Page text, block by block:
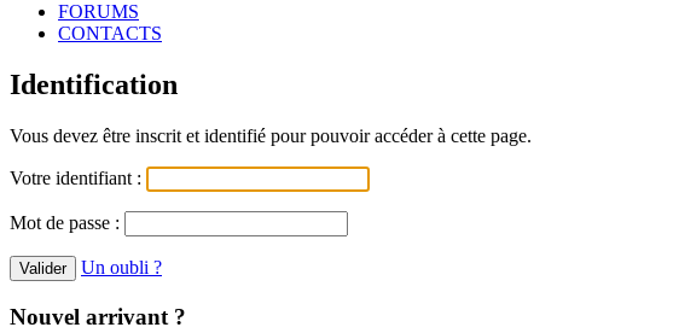
FORUMS
CONTACTS
Identification
Vous devez être inscrit et identifié pour pouvoir accéder à cette page.
Votre identifiant :
Mot de passe :
Un oubli ?
Nouvel arrivant ?